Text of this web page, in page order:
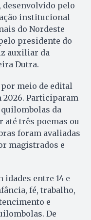
, desenvolvido pelo
institucional
do Nordeste
presidente do
auxiliar da
Dutra.
meio de edital
2026. Participaram
da
até três poemas ou
foram avaliadas
magistrados e
idades entre 14 e
fé, trabalho,
e
De